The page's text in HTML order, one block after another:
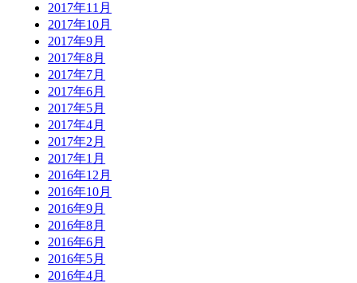
2017年11月
2017年10月
2017年9月
2017年8月
2017年7月
2017年6月
2017年5月
2017年4月
2017年2月
2017年1月
2016年12月
2016年10月
2016年9月
2016年8月
2016年6月
2016年5月
2016年4月